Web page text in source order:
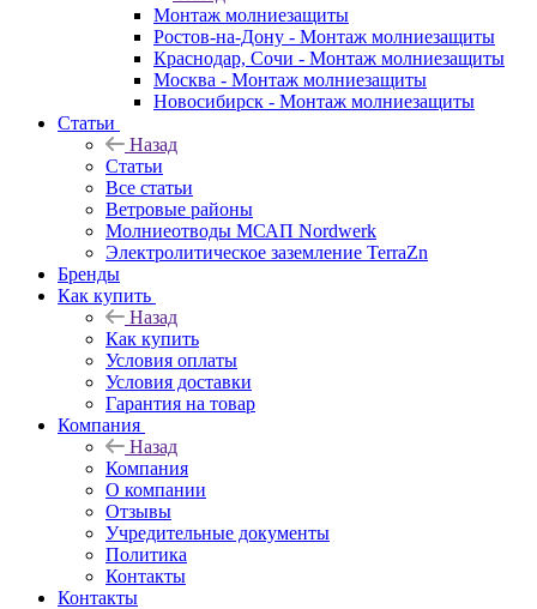
Монтаж молниезащиты
Ростов-на-Дону - Монтаж молниезащиты
Краснодар, Сочи - Монтаж молниезащиты
Москва - Монтаж молниезащиты
Новосибирск - Монтаж молниезащиты
Статьи
Назад
Статьи
Все статьи
Ветровые районы
Молниеотводы МСАП Nordwerk
Электролитическое заземление TerraZn
Бренды
Как купить
Назад
Как купить
Условия оплаты
Условия доставки
Гарантия на товар
Компания
Назад
Компания
О компании
Отзывы
Учредительные документы
Политика
Контакты
Контакты